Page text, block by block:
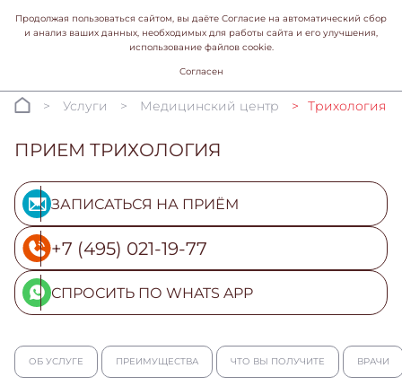
Услуги Медицинский центр Трихология
ПРИЕМ ТРИХОЛОГИЯ
ЗАПИСАТЬСЯ НА ПРИЁМ
+7 (495) 021-19-77
СПРОСИТЬ ПО WHATS APP
ОБ УСЛУГЕ ПРЕИМУЩЕСТВА ЧТО ВЫ ПОЛУЧИТЕ ВРАЧИ
Продолжая пользоваться сайтом, вы даёте Согласие на автоматический сбор
и анализ ваших данных, необходимых для работы сайта и его улучшения,
использование файлов cookie.
Согласен